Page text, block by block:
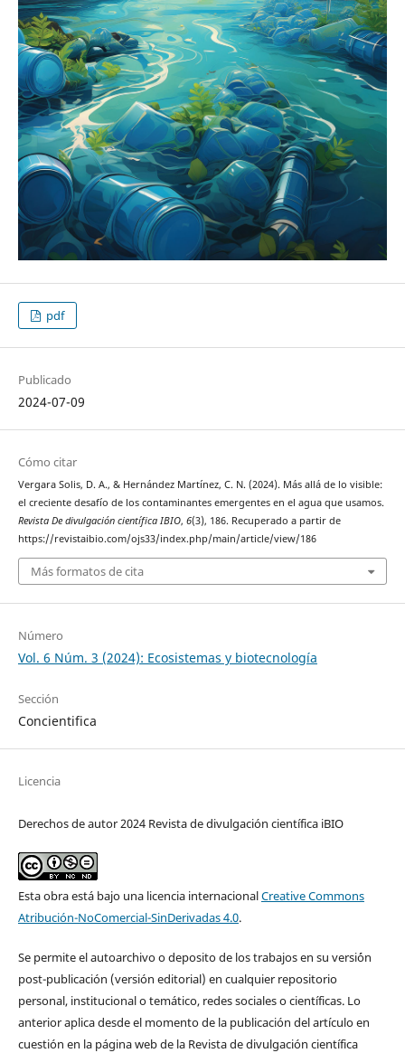
pdf
Publicado
2024-07-09
Cómo citar
Vergara Solis, D. A., & Hernández Martínez, C. N. (2024). Más allá de lo visible:
el creciente desafío de los contaminantes emergentes en el agua que usamos.
Revista De divulgación científica IBIO, 6(3), 186. Recuperado a partir de
https://revistaibio.com/ojs33/index.php/main/article/view/186
Más formatos de cita
Número
Vol. 6 Núm. 3 (2024): Ecosistemas y biotecnología
Sección
Concientifica
Licencia
Derechos de autor 2024 Revista de divulgación científica iBIO
Esta obra está bajo una licencia internacionalCreative Commons
Atribución-NoComercial-SinDerivadas 4.0.
Se permite el autoarchivo o deposito de los trabajos en su versi´ón
post-publicación (versión editorial) en cualquier repositorio
personal, institucional o temático, redes sociales o científicas. Lo
anterior aplica desde el momento de la publicación del artículo en
cuestión en la página web de la Revista de divulgación científica